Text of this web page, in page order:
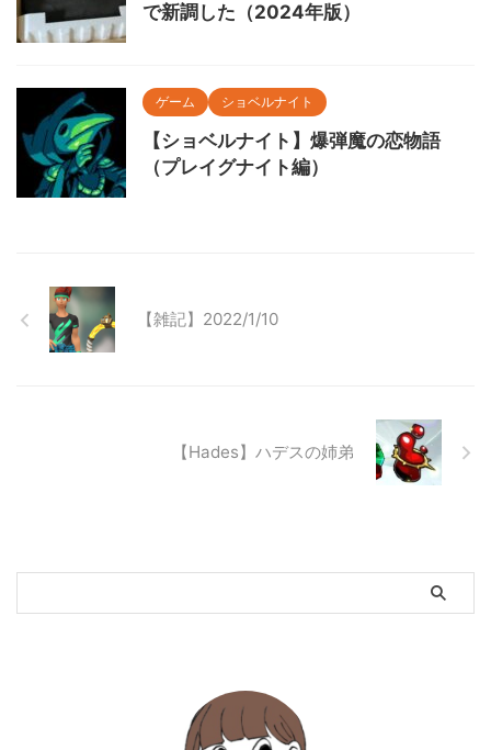
で新調した（2024年版）
ゲーム ショベルナイト
【ショベルナイト】爆弾魔の恋物語
（プレイグナイト編）
【雑記】2022/1/10
【Hades】ハデスの姉弟